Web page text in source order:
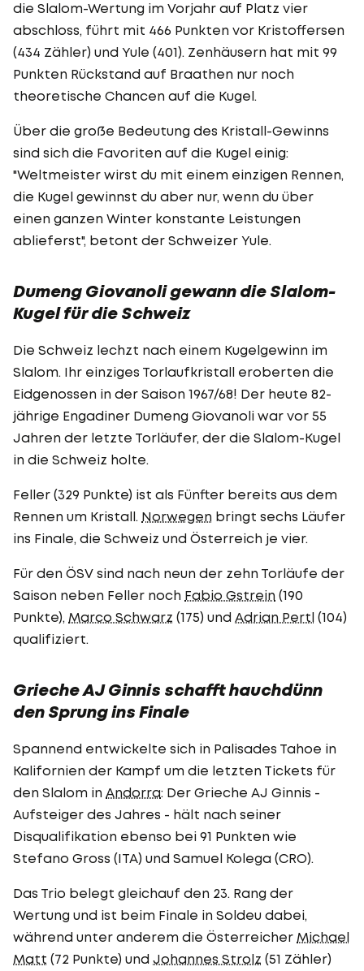
die Slalom-Wertung im Vorjahr auf Platz vier
abschloss, führt mit 466 Punkten vor Kristoffersen
(434 Zähler) und Yule (401). Zenhäusern hat mit 99
Punkten Rückstand auf Braathen nur noch
theoretische Chancen auf die Kugel.
Über die große Bedeutung des Kristall-Gewinns
sind sich die Favoriten auf die Kugel einig:
"Weltmeister wirst du mit einem einzigen Rennen,
die Kugel gewinnst du aber nur, wenn du über
einen ganzen Winter konstante Leistungen
ablieferst", betont der Schweizer Yule.
Dumeng Giovanoli gewann die Slalom-
Kugel für die Schweiz
Die Schweiz lechzt nach einem Kugelgewinn im
Slalom. Ihr einziges Torlaufkristall eroberten die
Eidgenossen in der Saison 1967/68! Der heute 82-
jährige Engadiner Dumeng Giovanoli war vor 55
Jahren der letzte Torläufer, der die Slalom-Kugel
in die Schweiz holte.
Feller (329 Punkte) ist als Fünfter bereits aus dem
Rennen um Kristall. Norwegen bringt sechs Läufer
ins Finale, die Schweiz und Österreich je vier.
Für den ÖSV sind nach neun der zehn Torläufe der
Saison neben Feller noch Fabio Gstrein (190
Punkte), Marco Schwarz (175) und Adrian Pertl (104)
qualifiziert.
Grieche AJ Ginnis schafft hauchdünn
den Sprung ins Finale
Spannend entwickelte sich in Palisades Tahoe in
Kalifornien der Kampf um die letzten Tickets für
den Slalom in Andorra: Der Grieche AJ Ginnis -
Aufsteiger des Jahres - hält nach seiner
Disqualifikation ebenso bei 91 Punkten wie
Stefano Gross (ITA) und Samuel Kolega (CRO).
Das Trio belegt gleichauf den 23. Rang der
Wertung und ist beim Finale in Soldeu dabei,
während unter anderem die Österreicher Michael
Matt (72 Punkte) und Johannes Strolz (51 Zähler)